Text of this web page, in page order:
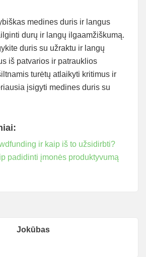
medines duris ir langus
durų ir langų ilgaamžiškumą.
duris su užraktu ir langų
iš patvarios ir patrauklios
turėtų atlaikyti kritimus ir
įsigyti medines duris su
ir kaip iš to užsidirbti?
padidinti įmonės produktyvumą
Jokūbas